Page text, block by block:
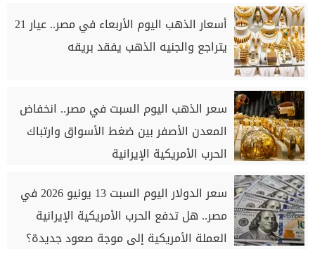
أسعار الذهب اليوم الأربعاء في مصر.. عيار 21
يتراجع والجنيه الذهب يفقد بريقه
سعر الذهب اليوم السبت في مصر.. انخفاض
المعدن الأصفر بين ضغط الأسواق وارتباك
الحرب الأمريكية الإيرانية
سعر الدولار اليوم السبت 13 يونيو 2026 في
مصر.. هل تدفع الحرب الأمريكية الإيرانية
العملة الأمريكية إلى موجة صعود جديدة؟